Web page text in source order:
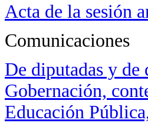
Acta de la sesión
Comunicaciones
De diputadas y
Gobernación,
Educación